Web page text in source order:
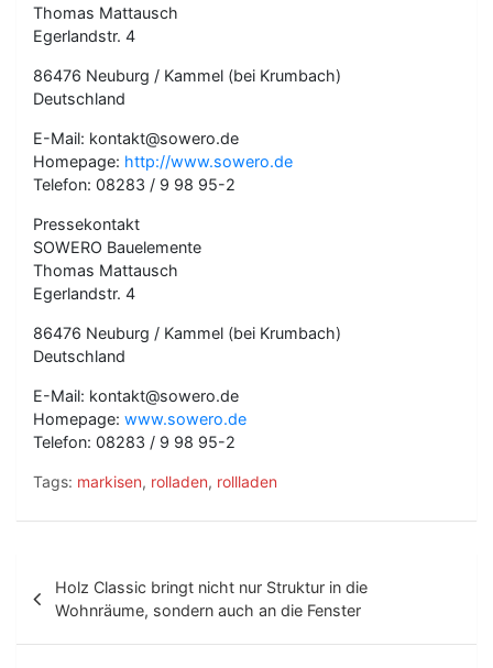
Thomas Mattausch
Egerlandstr. 4
86476 Neuburg / Kammel (bei Krumbach)
Deutschland
E-Mail: kontakt@sowero.de
Homepage: http://www.sowero.de
Telefon: 08283 / 9 98 95-2
Pressekontakt
SOWERO Bauelemente
Thomas Mattausch
Egerlandstr. 4
86476 Neuburg / Kammel (bei Krumbach)
Deutschland
E-Mail: kontakt@sowero.de
Homepage: www.sowero.de
Telefon: 08283 / 9 98 95-2
Tags: markisen, rolladen, rollladen
e
i
Holz Classic bringt nicht nur Struktur in die
Wohnräume, sondern auch an die Fenster